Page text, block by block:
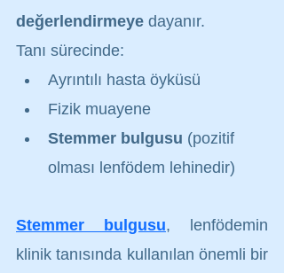
değerlendirmeye dayanır.
Tanı sürecinde:
Ayrıntılı hasta öyküsü
Fizik muayene
Stemmer bulgusu (pozitif
olması lenfödem lehinedir)
Stemmer bulgusu, lenfödemin
klinik tanısında kullanılan önemli bir